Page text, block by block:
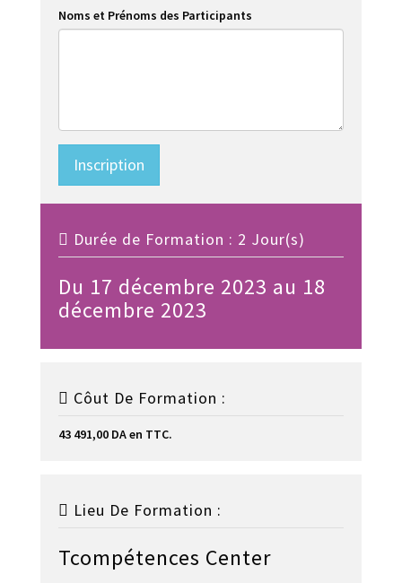
Noms et Prénoms des Participants
Inscription
Durée de Formation : 2 Jour(s)
Du 17 décembre 2023 au 18
décembre 2023
Côut De Formation :
43 491,00 DA en TTC.
Lieu De Formation :
Tcompétences Center